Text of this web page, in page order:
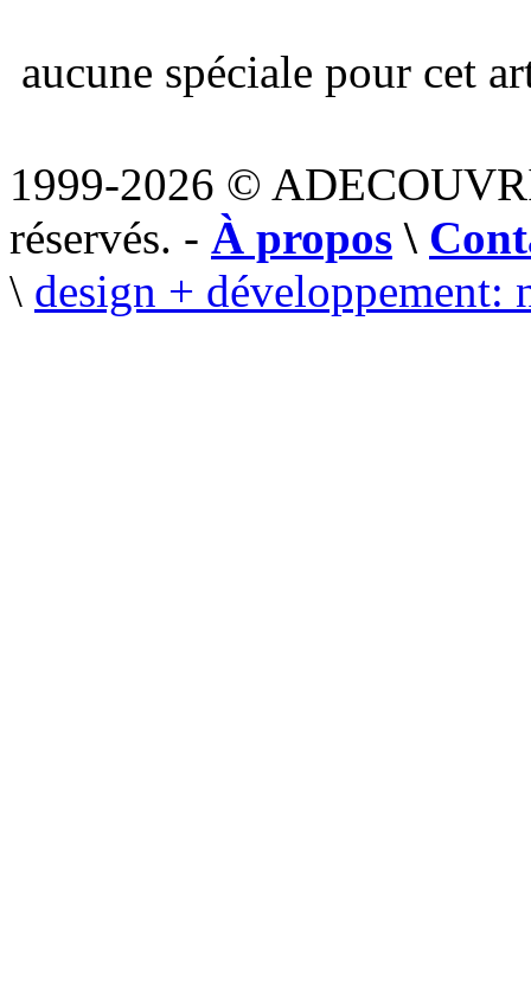
aucune spéciale pour cet
1999-2026 ©
réservés. - À propos \
\ design + développement: